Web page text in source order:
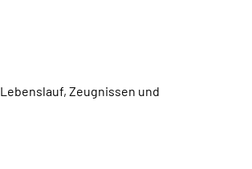
Zeugnissen und